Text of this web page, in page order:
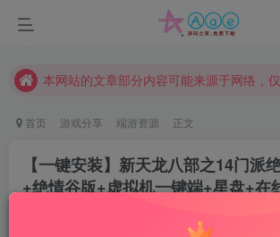
请勿相信任何评论区广告！以免上当受骗！
现在赞助会员享受专属折扣，详情点击此
首页 游戏分享 端游资源 正文
【一键安装】新天龙八部之14门派
+绝情谷版+虚拟机一键端+星盘+在